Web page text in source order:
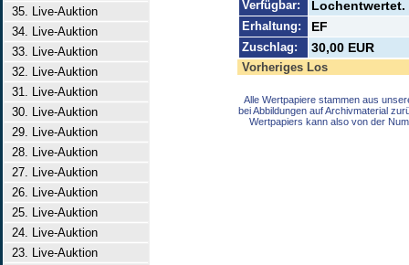
35. Live-Auktion
34. Live-Auktion
33. Live-Auktion
32. Live-Auktion
31. Live-Auktion
30. Live-Auktion
29. Live-Auktion
28. Live-Auktion
27. Live-Auktion
26. Live-Auktion
25. Live-Auktion
24. Live-Auktion
23. Live-Auktion
Verfügbar: Lochentwertet.
Erhaltung: EF
Zuschlag: 30,00 EUR
Vorheriges Los
Alle Wertpapiere stammen aus
bei Abbildungen auf Archivmaterial
Wertpapiers kann also von der